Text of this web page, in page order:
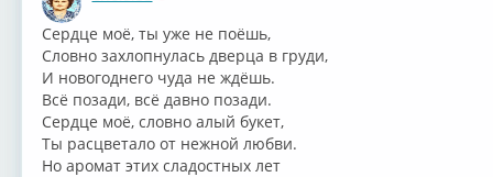
⁣Сердце моё, ты уже не поёшь,
Словно захлопнулась дверца в груди,
И новогоднего чуда не ждёшь.
Всё позади, всё давно позади.
Сердце моё, словно алый букет,
Ты расцветало от нежной любви.
Но аромат этих сладостных лет